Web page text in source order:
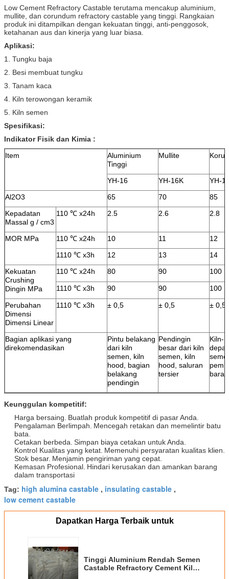
Low Cement Refractory Castable terutama mencakup aluminium,
mullite, dan corundum refractory castable yang tinggi. Rangkaian
produk ini ditampilkan dengan kekuatan tinggi, anti-penggosok,
ketahanan aus dan kinerja yang luar biasa.
Aplikasi:
1. Tungku baja
2. Besi membuat tungku
3. Tanam kaca
4. Kiln terowongan keramik
5. Kiln semen
Spesifikasi:
Indikator Fisik dan Kimia :
Item
Aluminium
Tinggi
Mullite
YH-16 YH-16K
YH-
Al2O3
65 70
85
Kepadatan
Massal g / cm3
110 ℃ x24h 2.5 2.6 2.8
MOR MPa 110 ℃ x24h 10 11
12
1110 ℃ x3h
12 13
14
Kekuatan
Crushing
Dingin MPa
110 ℃ x24h 80 90 100
1110 ℃ x3h 90 90 100
Perubahan
Dimensi
Dimensi Linear
1110 ℃ x3h ± 0,5 ± 0,5 ± 0,5
Bagian aplikasi yang
direkomendasikan
Pintu belakang
dari kiln
semen, kiln
hood, bagian
belakang
pendingin
Pendingin
besar dari kiln
semen, kiln
hood, saluran
tersier
Kiln-
bara
Keunggulan kompetitif:
Harga bersaing. Buatlah produk kompetitif di pasar Anda.
Pengalaman Berlimpah. Mencegah retakan dan memelintir batu
bata.
Cetakan berbeda. Simpan biaya cetakan untuk Anda.
Kontrol Kualitas yang ketat. Memenuhi persyaratan kualitas klien.
Stok besar. Menjamin pengiriman yang cepat.
Kemasan Profesional. Hindari kerusakan dan amankan barang
dalam transportasi
Tag: high alumina castable , insulating castable ,
low cement castable
Dapatkan Harga Terbaik untuk
Tinggi Aluminium Rendah Semen
Castable Refractory Cement Kiln